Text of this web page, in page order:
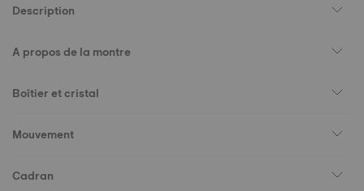
Description
A propos de la montre
Boîtier et cristal
Mouvement
Cadran